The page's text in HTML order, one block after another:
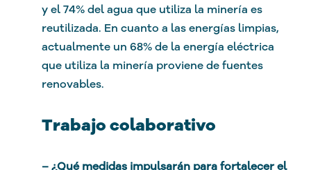
y el 74% del agua que utiliza la minería es
reutilizada. En cuanto a las energías limpias,
actualmente un 68% de la energía eléctrica
que utiliza la minería proviene de fuentes
renovables.
Trabajo colaborativo
– ¿Qué medidas impulsarán para fortalecer el